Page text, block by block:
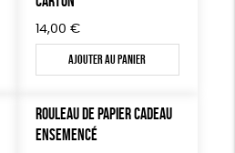
Fairtrade
14,00 €
Ajouter au panier
ROULEAU DE PAPIER CADEAU
ENSEMENCÉ